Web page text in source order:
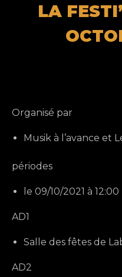
LA
Organisé par
Musik à l’avance et
périodes
le 09/10/2021 à 12:00
AD1
Salle des fêtes de
AD2